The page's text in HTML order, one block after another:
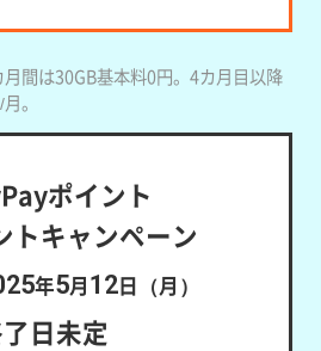
間は30GB基本料0円。4カ月目以降
。
ポイント
トキャンペーン
年5月12日（月）
日未定